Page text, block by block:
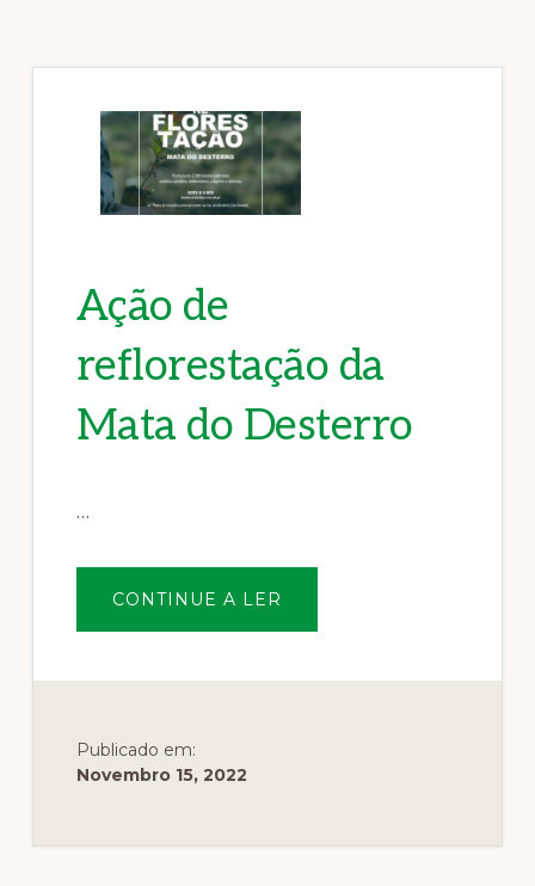
Ação de
reflorestação da
Mata do Desterro
…
CONTINUE A LER
REFLORESTAÇÃO
DO
Publicado em:
Novembro 15, 2022